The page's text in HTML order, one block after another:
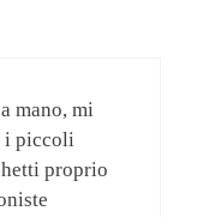
mano, mi
i piccoli
proprio